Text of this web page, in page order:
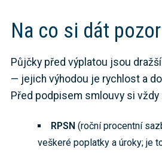
Na co si dát pozor
Půjčky před výplatou jsou
— jejich výhodou je rychlost a
Před podpisem smlouvy si
RPSN (roční procentní
veškeré poplatky a úroky; je